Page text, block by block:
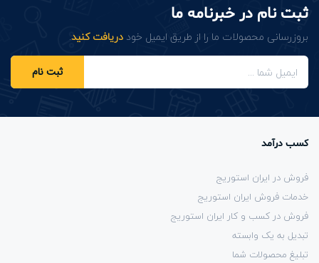
ثبت نام در خبرنامه ما
بروزرسانی محصولات ما را از طریق ایمیل خود دریافت کنید.
ثبت نام
کسب درآمد
فروش در ایران استوریج
خدمات فروش ایران استوریج
فروش در کسب و کار ایران استوریج
تبدیل به یک وابسته
تبلیغ محصولات شما